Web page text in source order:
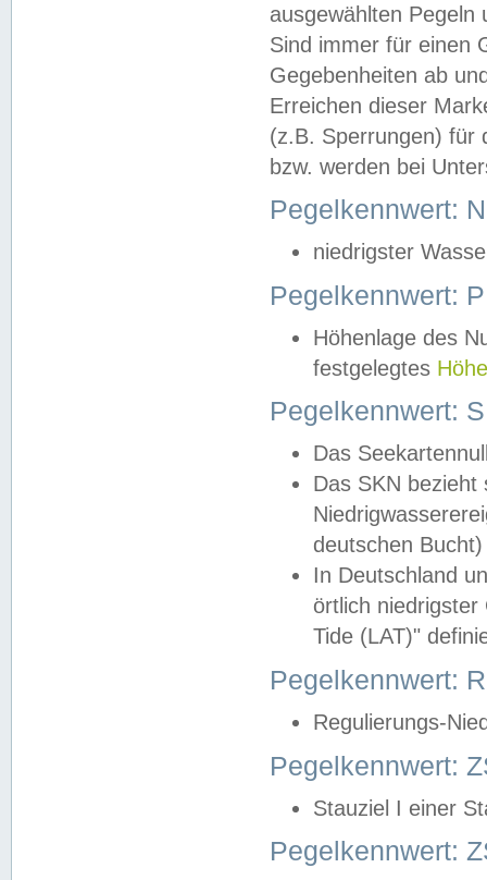
ausgewählten
Sind immer für einen
Gegebenheiten ab
Erreichen dieser
(z.B. Sperrungen) für
bzw. werden bei
Pegelkennwert:
niedrigster
Pegelkennwert:
Höhenlage des
festgelegtes
Pegelkennwert:
Das
Das SKN
deutschen
In Deutschland
örtlich
Tide (LAT)"
Pegelkennwert:
Regulierungs-
Pegelkennwert:
Stauziel I einer
Pegelkennwert: